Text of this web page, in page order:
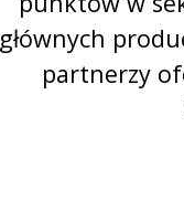
głównych
partnerzy